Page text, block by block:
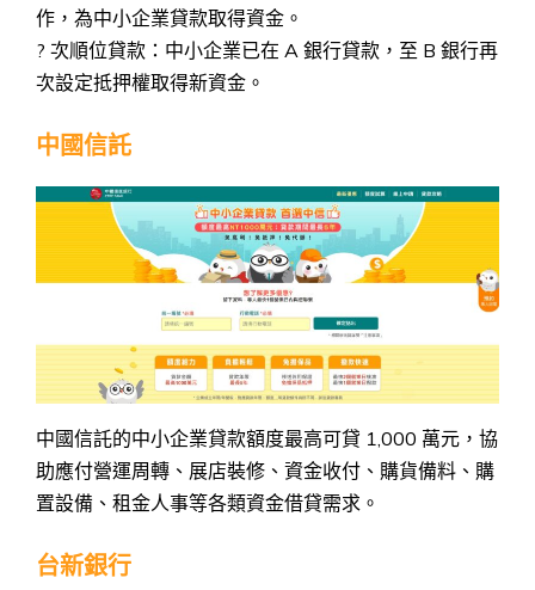
作，為中小企業貸款取得資金。
? 次順位貸款：中小企業已在 A 銀行貸款，至 B 銀行再
次設定抵押權取得新資金。
中國信託
中國信託的中小企業貸款額度最高可貸 1,000 萬元，協
助應付營運周轉、展店裝修、資金收付、購貨備料、購
置設備、租金人事等各類資金借貸需求。
台新銀行